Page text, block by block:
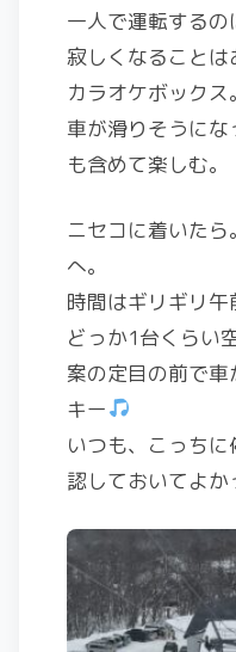
一人で運転する
寂しくなること
カラオケボックス。
車が滑りそうに
も含めて楽しむ。
ニセコに着いた
へ。
時間はギリギリ午
どっか1台くらい
案の定目の前で
キー
いつも、こっち
認しておいてよか